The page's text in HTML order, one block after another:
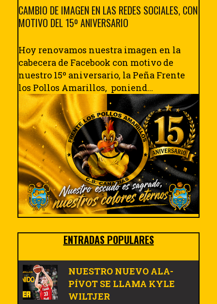
CAMBIO DE IMAGEN EN LAS REDES SOCIALES, CON
MOTIVO DEL 15º ANIVERSARIO
Hoy renovamos nuestra imagen en la
cabecera de Facebook con motivo de
nuestro 15º aniversario, la Peña Frente
los Pollos Amarillos, poniend...
ENTRADAS POPULARES
NUESTRO NUEVO ALA-
PÍVOT SE LLAMA KYLE
WILTJER